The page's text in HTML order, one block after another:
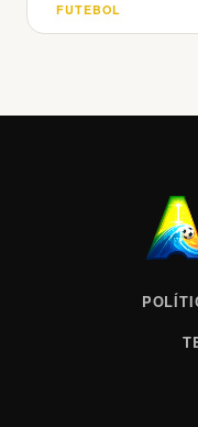
Categorias
FUTEBOL